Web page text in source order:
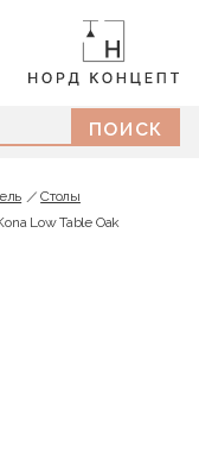
Cтолы
Low Table Oak